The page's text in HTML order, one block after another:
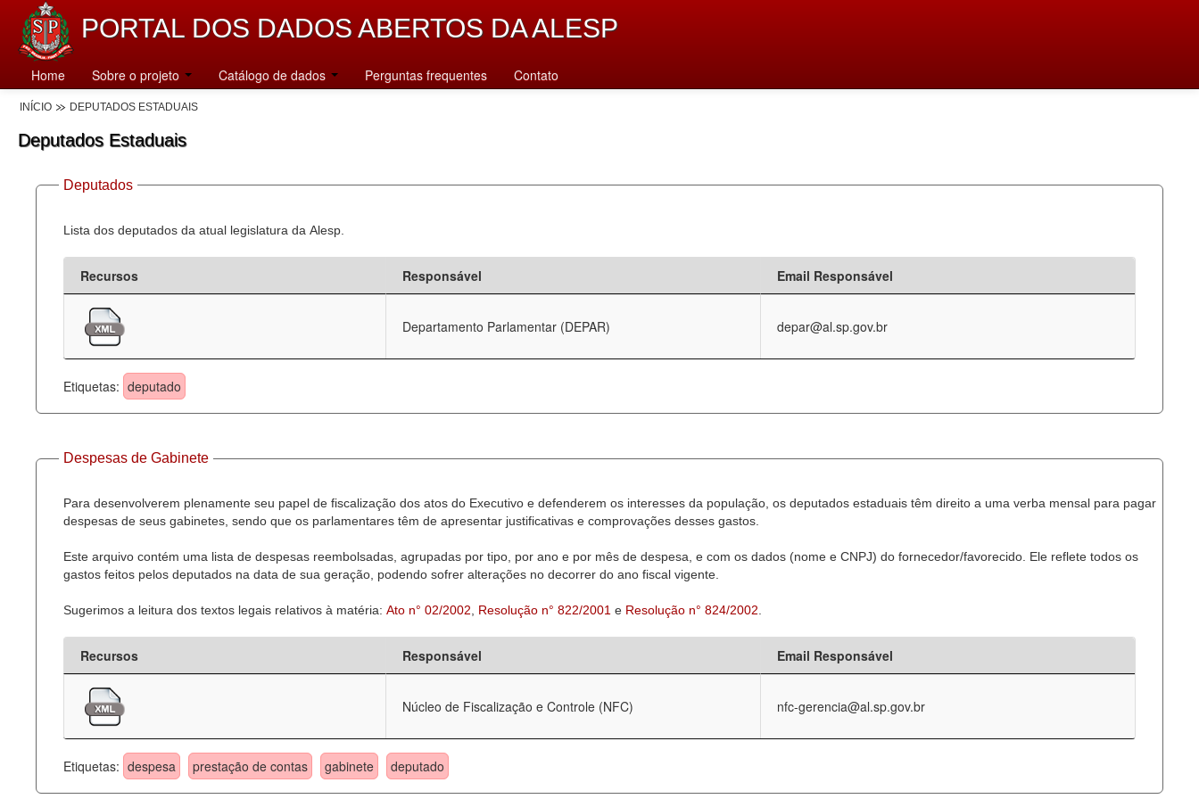
PORTAL DOS DADOS ABERTOS DA ALESP
Home Sobre o projeto Catálogo de dados Perguntas frequentes Contato
INÍCIO DEPUTADOS ESTADUAIS
Deputados Estaduais
Deputados
Lista dos deputados da atual legislatura da Alesp.
Recursos Responsável Email Responsável
Departamento Parlamentar (DEPAR) depar@al.sp.gov.br
Etiquetas: deputado
Despesas de Gabinete
Para desenvolverem plenamente seu papel de fiscalização dos atos do Executivo e defenderem os interesses da população, os deputados estaduais têm direito a uma verba mensal para pagar
despesas de seus gabinetes, sendo que os parlamentares têm de apresentar justificativas e comprovações desses gastos.
Este arquivo contém uma lista de despesas reembolsadas, agrupadas por tipo, por ano e por mês de despesa, e com os dados (nome e CNPJ) do fornecedor/favorecido. Ele reflete todos os
gastos feitos pelos deputados na data de sua geração, podendo sofrer alterações no decorrer do ano fiscal vigente.
Sugerimos a leitura dos textos legais relativos à matéria: Ato n° 02/2002 Resolução n° 822/2001 e Resolução n° 824/2002
Recursos Responsável Email Responsável
Núcleo de Fiscalização e Controle (NFC) nfc-gerencia@al.sp.gov.br
Etiquetas: despesa prestação de contas gabinete deputado